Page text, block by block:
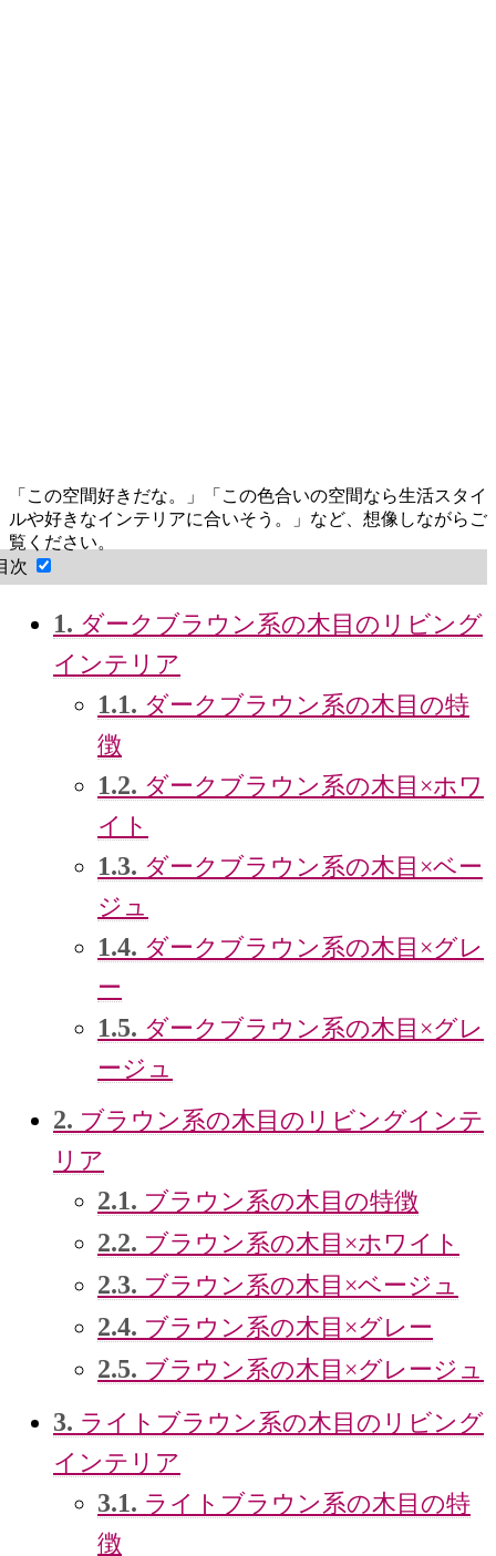
「この空間好きだな。」「この色合いの空間なら生活スタイ
ルや好きなインテリアに合いそう。」など、想像しながらご
覧ください。
次
1. ダークブラウン系の木目のリビング
インテリア
1.1. ダークブラウン系の木目の特
徴
1.2. ダークブラウン系の木目×ホワ
イト
1.3. ダークブラウン系の木目×ベー
ジュ
1.4. ダークブラウン系の木目×グレ
ー
1.5. ダークブラウン系の木目×グレ
ージュ
2. ブラウン系の木目のリビングインテ
リア
2.1. ブラウン系の木目の特徴
2.2. ブラウン系の木目×ホワイト
2.3. ブラウン系の木目×ベージュ
2.4. ブラウン系の木目×グレー
2.5. ブラウン系の木目×グレージュ
3. ライトブラウン系の木目のリビング
インテリア
3.1. ライトブラウン系の木目の特
徴